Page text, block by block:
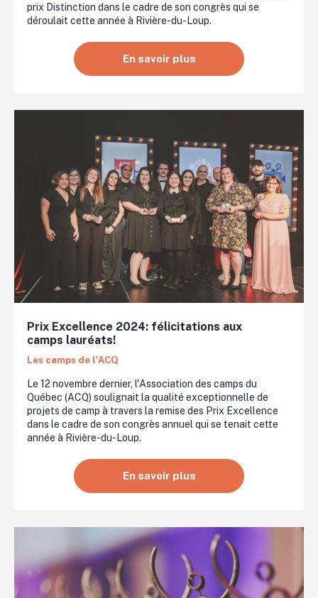
prix Distinction dans le cadre de son congrès qui se
déroulait cette année à Rivière-du-Loup.
En savoir plus
Prix Excellence 2024: félicitations aux
camps lauréats!
Les camps de l'ACQ
Le 12 novembre dernier, l'Association des camps du
Québec (ACQ) soulignait la qualité exceptionnelle de
projets de camp à travers la remise des Prix Excellence
dans le cadre de son congrès annuel qui se tenait cette
année à Rivière-du-Loup.
En savoir plus